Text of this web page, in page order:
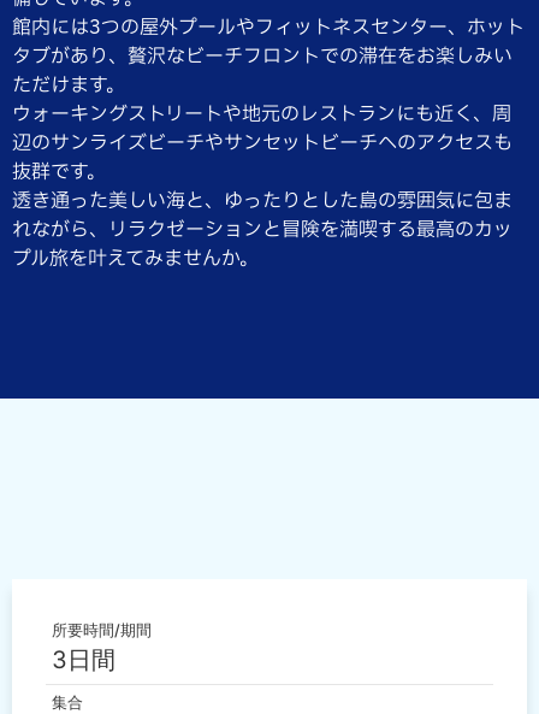
館内には3つの屋外プールやフィットネスセンター、ホット
タブがあり、贅沢なビーチフロントでの滞在をお楽しみい
ただけます。
ウォーキングストリートや地元のレストランにも近く、周
辺のサンライズビーチやサンセットビーチへのアクセスも
抜群です。
透き通った美しい海と、ゆったりとした島の雰囲気に包ま
れながら、リラクゼーションと冒険を満喫する最高のカッ
プル旅を叶えてみませんか。
所要時間/期間
3日間
集合